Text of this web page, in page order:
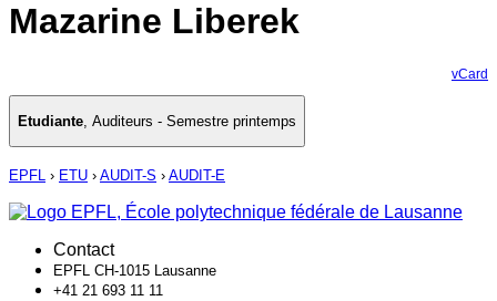
Mazarine Liberek
vCard
Etudiante, Auditeurs - Semestre printemps
EPFL › ETU › AUDIT-S › AUDIT-E
Contact
EPFL CH-1015 Lausanne
+41 21 693 11 11